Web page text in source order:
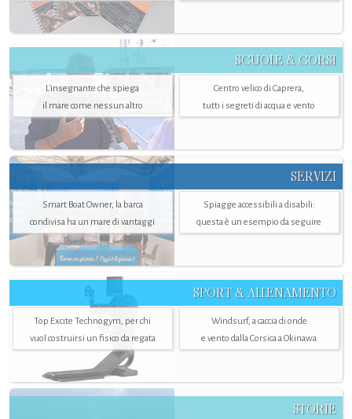
SCUOLE & CORSI
L'insegnante che spiega
il mare come nessun altro
Centro velico di Caprera,
tutti i segreti di acqua e vento
SERVIZI
Smart Boat Owner, la barca
condivisa ha un mare di vantaggi
Spiagge accessibili a disabili:
questa è un esempio da seguire
SPORT & ALLENAMENTO
Top Excite Technogym, per chi
vuol costruirsi un fisico da regata
Windsurf, a caccia di onde
e vento dalla Corsica a Okinawa
STORIE